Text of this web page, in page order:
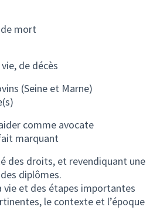
de mort
de décès
(Seine et Marne)
comme avocate
marquant
des droits, et revendiquant une
diplômes.
vie et des étapes importantes
le contexte et l’époque